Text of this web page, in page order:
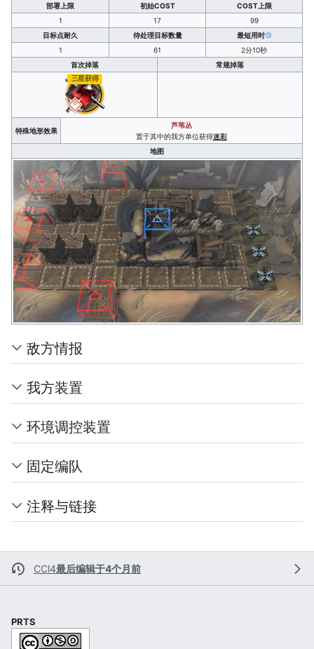
部署上限 初始COST
COST上限
1
17
99
目标点耐久
待处理目标数量
最短用时
1
61
2分10秒
首次掉落
常规掉落
三星获得
特殊地形效果
芦苇丛
置于其中的我方单位获得迷彩
地图
敌方情报
我方装置
环境调控装置
固定编队
注释与链接
CCl4最后编辑于4个月前
PRTS